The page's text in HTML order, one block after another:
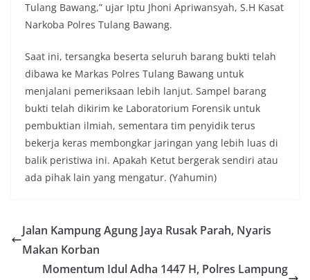
Tulang Bawang,” ujar Iptu Jhoni Apriwansyah, S.H Kasat
Narkoba Polres Tulang Bawang.
Saat ini, tersangka beserta seluruh barang bukti telah
dibawa ke Markas Polres Tulang Bawang untuk
menjalani pemeriksaan lebih lanjut. Sampel barang
bukti telah dikirim ke Laboratorium Forensik untuk
pembuktian ilmiah, sementara tim penyidik terus
bekerja keras membongkar jaringan yang lebih luas di
balik peristiwa ini. Apakah Ketut bergerak sendiri atau
ada pihak lain yang mengatur. (Yahumin)
Jalan Kampung Agung Jaya Rusak Parah, Nyaris
Makan Korban
Momentum Idul Adha 1447 H, Polres Lampung